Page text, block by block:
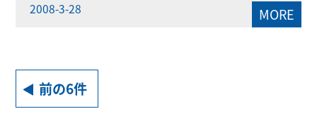
2008-3-28 MORE
前の6件